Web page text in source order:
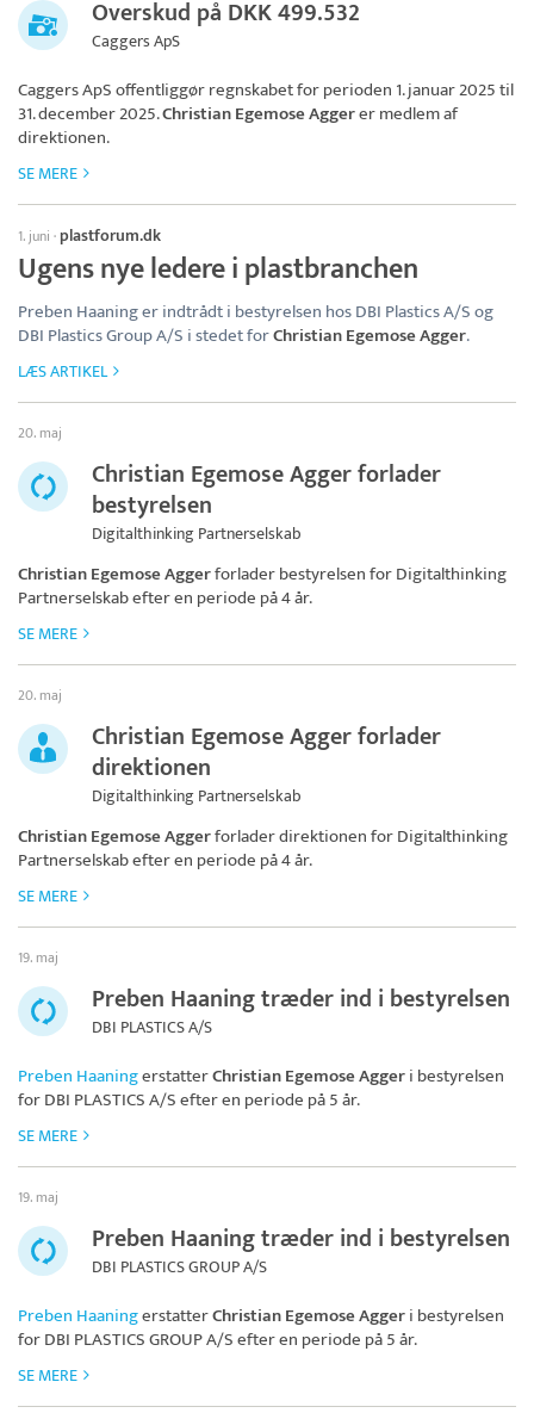
Overskud på DKK 499.532
Caggers ApS
Caggers ApSoffentliggør regnskabet for perioden 1. januar 2025 til
31. december 2025.Christian Egemose Aggerer medlem af
direktionen.
SE MERE
1. juni ·plastforum.dk
Ugens nye ledere i plastbranchen
Preben Haaning er indtrådt i bestyrelsen hos DBI Plastics A/S og
DBI Plastics Group A/S i stedet forChristian Egemose Agger.
LÆS ARTIKEL
20. maj
Christian Egemose Agger forlader
bestyrelsen
Digitalthinking Partnerselskab
Christian Egemose Aggerforlader bestyrelsen forDigitalthinking
Partnerselskabefter en periode på 4 år.
SE MERE
20. maj
Christian Egemose Agger forlader
direktionen
Digitalthinking Partnerselskab
Christian Egemose Aggerforlader direktionen forDigitalthinking
Partnerselskabefter en periode på 4 år.
SE MERE
19. maj
Preben Haaning træder ind i bestyrelsen
DBI PLASTICS A/S
Preben HaaningerstatterChristian Egemose Aggeri bestyrelsen
forDBI PLASTICS A/Sefter en periode på 5 år.
SE MERE
19. maj
Preben Haaning træder ind i bestyrelsen
DBI PLASTICS GROUP A/S
Preben HaaningerstatterChristian Egemose Aggeri bestyrelsen
forDBI PLASTICS GROUP A/Sefter en periode på 5 år.
SE MERE